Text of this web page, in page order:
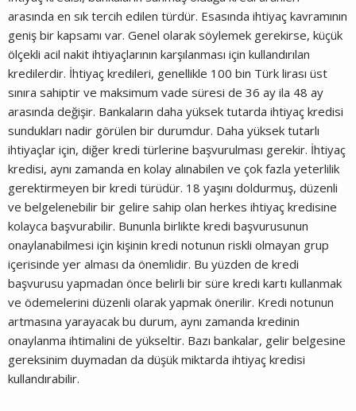
arasında en sık tercih edilen türdür. Esasında ihtiyaç kavramının
geniş bir kapsamı var. Genel olarak söylemek gerekirse, küçük
ölçekli acil nakit ihtiyaçlarının karşılanması için kullandırılan
kredilerdir. İhtiyaç kredileri, genellikle 100 bin Türk lirası üst
sınıra sahiptir ve maksimum vade süresi de 36 ay ila 48 ay
arasında değişir. Bankaların daha yüksek tutarda ihtiyaç kredisi
sundukları nadir görülen bir durumdur. Daha yüksek tutarlı
ihtiyaçlar için, diğer kredi türlerine başvurulması gerekir. İhtiyaç
kredisi, aynı zamanda en kolay alınabilen ve çok fazla yeterlilik
gerektirmeyen bir kredi türüdür. 18 yaşını doldurmuş, düzenli
ve belgelenebilir bir gelire sahip olan herkes ihtiyaç kredisine
kolayca başvurabilir. Bununla birlikte kredi başvurusunun
onaylanabilmesi için kişinin kredi notunun riskli olmayan grup
içerisinde yer alması da önemlidir. Bu yüzden de kredi
başvurusu yapmadan önce belirli bir süre kredi kartı kullanmak
ve ödemelerini düzenli olarak yapmak önerilir. Kredi notunun
artmasına yarayacak bu durum, aynı zamanda kredinin
onaylanma ihtimalini de yükseltir. Bazı bankalar, gelir belgesine
gereksinim duymadan da düşük miktarda ihtiyaç kredisi
kullandırabilir.